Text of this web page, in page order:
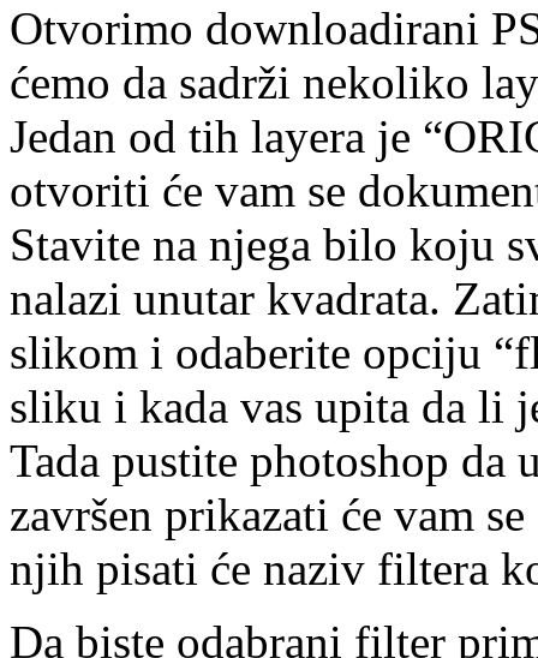
Otvorimo downloadirani
ćemo da sadrži nekoliko
Jedan od tih layera je
otvoriti će vam se
Stavite na njega bilo koju
nalazi unutar kvadrata.
slikom i odaberite opciju
sliku i kada vas upita da li
Tada pustite photoshop da
završen prikazati će vam
njih pisati će naziv filtera
Da biste odabrani filter